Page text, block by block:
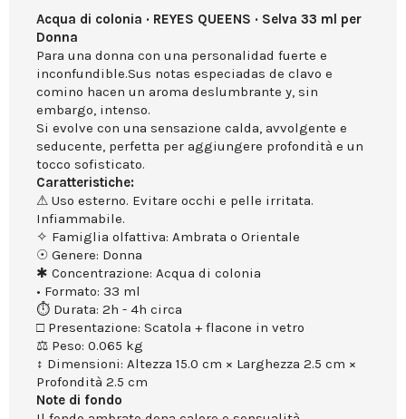
Acqua di colonia · REYES QUEENS · Selva 33 ml per
Donna
Para una donna con una personalidad fuerte e
inconfundible.Sus notas especiadas de clavo e
comino hacen un aroma deslumbrante y, sin
embargo, intenso.
Si evolve con una sensazione calda, avvolgente e
seducente, perfetta per aggiungere profondità e un
tocco sofisticato.
Caratteristiche:
⚠ Uso esterno. Evitare occhi e pelle irritata.
Infiammabile.
✧ Famiglia olfattiva: Ambrata o Orientale
☉ Genere: Donna
✱ Concentrazione: Acqua di colonia
• Formato: 33 ml
⏱ Durata: 2h - 4h circa
□ Presentazione: Scatola + flacone in vetro
⚖ Peso: 0.065 kg
↕ Dimensioni: Altezza 15.0 cm × Larghezza 2.5 cm ×
Profondità 2.5 cm
Note di fondo